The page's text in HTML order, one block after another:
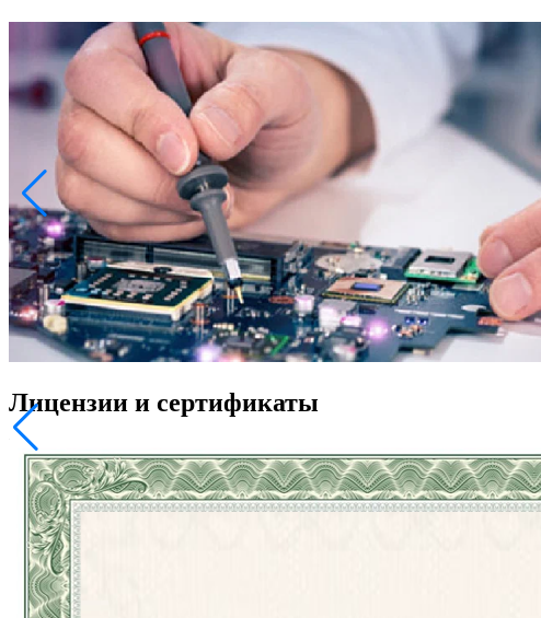
Лицензии и сертификаты